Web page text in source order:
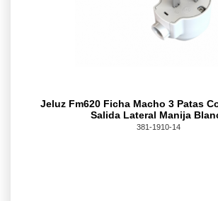
Jeluz Fm620 Ficha Macho 3 Patas
Salida Lateral Manija
381-1910-14